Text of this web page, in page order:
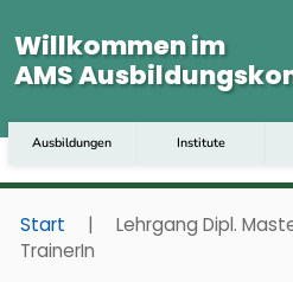
Willkommen im
AMS
Ausbildungen Institute
Start |
Lehrgang Dipl.
TrainerIn